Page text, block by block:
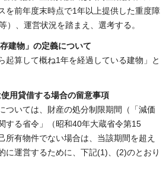
を前年度末時点で1年以上提供した重度障
）、運営状況を踏まえ、選考する。
建物」の定義について
起算して概ね1年を経過している建物」と
用貸借する場合の留意事項
ついては、財産の処分制限期間（「減価
する省令」（昭和40年大蔵省令第15
所有物件でない場合は、当該期間を超え
に運営するために、下記(1)、(2)のとおり